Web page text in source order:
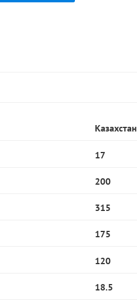
Казахстан
17
200
315
175
120
18.5